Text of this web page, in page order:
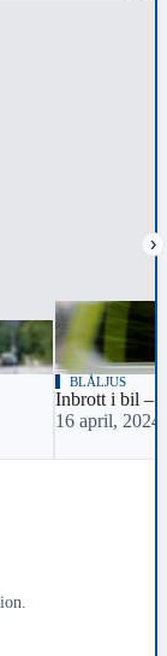
›
BLÅLJUS
Inbrott i bil –
16 april, 2024